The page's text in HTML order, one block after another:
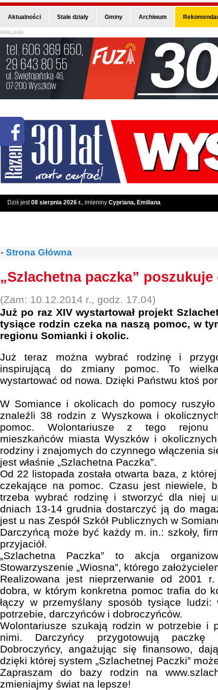
Aktualności Stałe działy Gminy Archiwum
REKLAMA
Dziś jest08 sierpnia 2026 r., imieniny Cypriana, Emiliana
- Strona Główna
„Szlachetna paczka”
(Zam: 10.12.2014 r., godz. 17.04)
Już po raz XIV wystartował projekt
tysiące rodzin czeka na naszą pomoc, w
regionu Somianki i okolic.
Już teraz można wybrać rodzinę i
inspirującą do zmiany pomoc. To
wystartować od nowa. Dzięki Państwu ktoś
W Somiance i okolicach do pomocy
znaleźli 38 rodzin z Wyszkowa i
pomoc. Wolontariusze z tego rejonu
mieszkańców miasta Wyszków i
rodziny i znajomych do czynnego włączenia
jest właśnie „Szlachetna Paczka”.
Od 22 listopada została otwarta baza, z
czekające na pomoc. Czasu jest niewiele,
trzeba wybrać rodzinę i stworzyć dla niej
dniach 13-14 grudnia dostarczyć ją do
jest u nas Zespół Szkół Publicznych w
Darczyńcą może być każdy m. in.: szkoły,
przyjaciół.
„Szlachetna Paczka” to akcja
Stowarzyszenie „Wiosna”, którego
Realizowana jest nieprzerwanie od 2001
dobra, w którym konkretna pomoc trafia do
łączy w przemyślany sposób tysiące ludzi:
potrzebie, darczyńców i dobroczyńców.
Wolontariusze szukają rodzin w potrzebie i
nimi. Darczyńcy przygotowują paczkę
Dobroczyńcy, angażując się finansowo,
dzięki której system „Szlachetnej Paczki”
Zapraszam do bazy rodzin na
zmieniajmy świat na lepsze!